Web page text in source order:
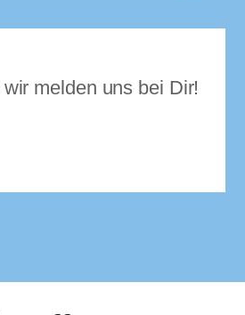
melden uns bei Dir!